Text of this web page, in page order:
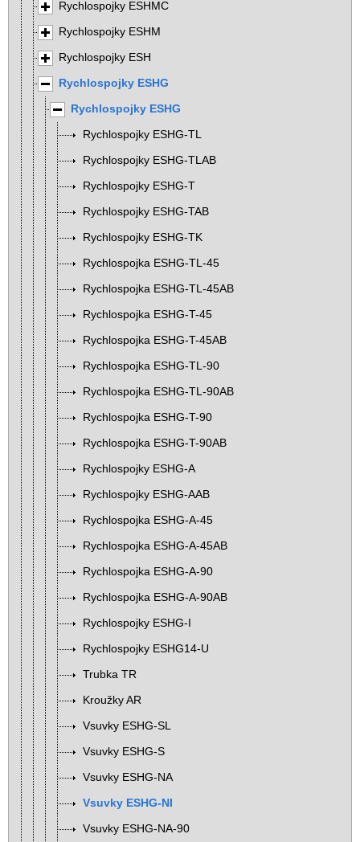
Rychlospojky ESHMC
Rychlospojky ESHM
Rychlospojky ESH
Rychlospojky ESHG
Rychlospojky ESHG
Rychlospojky ESHG-TL
Rychlospojky ESHG-TLAB
Rychlospojky ESHG-T
Rychlospojky ESHG-TAB
Rychlospojky ESHG-TK
Rychlospojka ESHG-TL-45
Rychlospojka ESHG-TL-45AB
Rychlospojka ESHG-T-45
Rychlospojka ESHG-T-45AB
Rychlospojka ESHG-TL-90
Rychlospojka ESHG-TL-90AB
Rychlospojka ESHG-T-90
Rychlospojka ESHG-T-90AB
Rychlospojky ESHG-A
Rychlospojky ESHG-AAB
Rychlospojka ESHG-A-45
Rychlospojka ESHG-A-45AB
Rychlospojka ESHG-A-90
Rychlospojka ESHG-A-90AB
Rychlospojky ESHG-I
Rychlospojky ESHG14-U
Trubka TR
Kroužky AR
Vsuvky ESHG-SL
Vsuvky ESHG-S
Vsuvky ESHG-NA
Vsuvky ESHG-NI
Vsuvky ESHG-NA-90